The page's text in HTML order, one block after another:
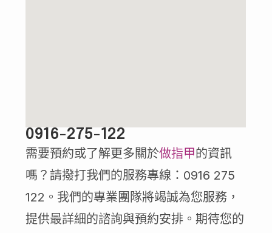
0916-275-122
需要預約或了解更多關於做指甲的資訊
嗎？請撥打我們的服務專線：0916 275
122。我們的專業團隊將竭誠為您服務，
提供最詳細的諮詢與預約安排。期待您的